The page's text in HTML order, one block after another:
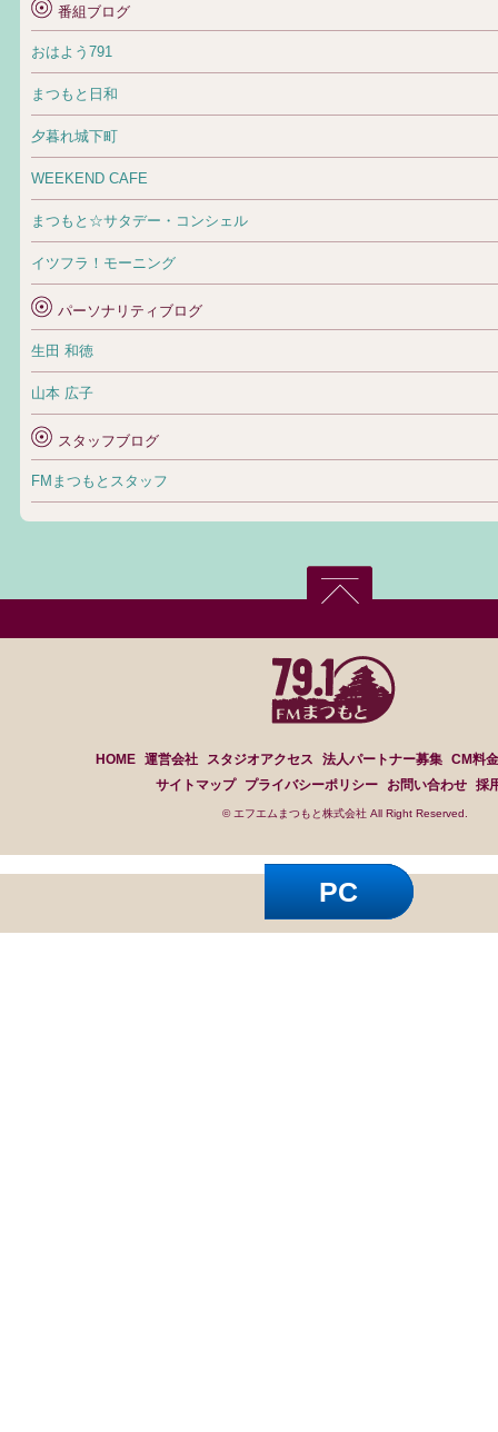
番組ブログ
おはよう791
まつもと日和
夕暮れ城下町
WEEKEND CAFE
まつもと☆サタデー・コンシェル
イツフラ！モーニング
パーソナリティブログ
生田 和徳
山本 広子
スタッフブログ
FMまつもとスタッフ
HOME 運営会社 スタジオアクセス 法人パートナー募集 CM料
サイトマップ
プライバシーポリシー お問い合わせ 採
© エフエムまつもと株式会社 All Right Reserved.
PC